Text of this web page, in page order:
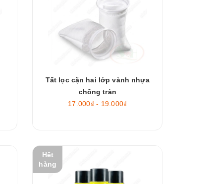
Tất lọc cặn hai lớp vành nhựa
chống tràn
17.000₫ - 19.000₫
Hết
hàng